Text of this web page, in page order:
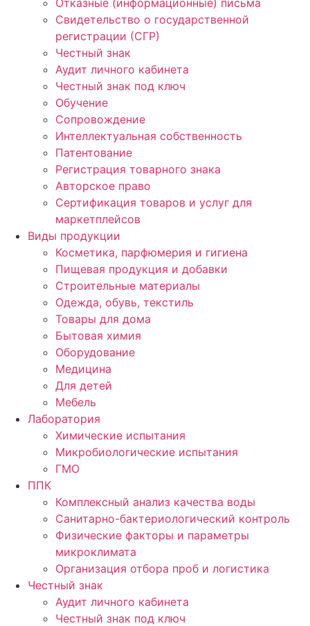
Отказные (информационные) письма
Свидетельство о государственной
регистрации (СГР)
Честный знак
Аудит личного кабинета
Честный знак под ключ
Обучение
Сопровождение
Интеллектуальная собственность
Патентование
Регистрация товарного знака
Авторское право
Сертификация товаров и услуг для
маркетплейсов
Виды продукции
Косметика, парфюмерия и гигиена
Пищевая продукция и добавки
Строительные материалы
Одежда, обувь, текстиль
Товары для дома
Бытовая химия
Оборудование
Медицина
Для детей
Мебель
Лаборатория
Химические испытания
Микробиологические испытания
ГМО
ППК
Комплексный анализ качества воды
Санитарно-бактериологический контроль
Физические факторы и параметры
микроклимата
Организация отбора проб и логистика
Честный знак
Аудит личного кабинета
Честный знак под ключ